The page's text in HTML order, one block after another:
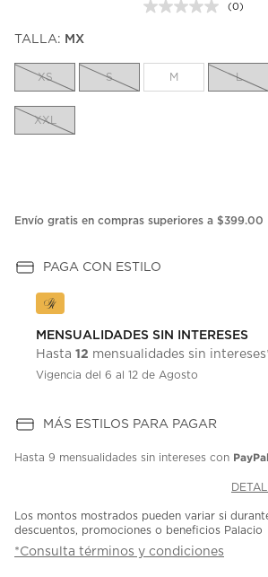
Sin
la
misma
(0)
TALLA: MX
XS S M L
XXL
Envío gratis en compras superiores a $399.00
PAGA CON ESTILO
MENSUALIDADES SIN INTERESES
Hasta 12 mensualidades sin
Vigencia del 6 al 12 de Agosto
MÁS ESTILOS PARA PAGAR
Hasta 9 mensualidades sin intereses con PayPal
Los montos mostrados pueden variar si
descuentos, promociones o beneficios Palacio
*Consulta términos y condiciones